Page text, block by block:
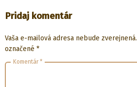
Pridaj komentár
Vaša e-mailová adresa nebude zverejnená.
označené *
Komentár*